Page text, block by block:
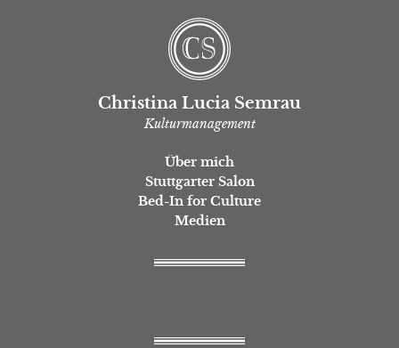
Christina Lucia Semrau
Kulturmanagement
Über mich
Stuttgarter Salon
Bed-In for Culture
Medien